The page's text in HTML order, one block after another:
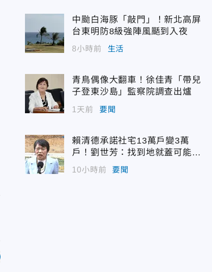
中颱白海豚「敲門」！新北高屏
台東明防8級強陣風颳到入夜
8小時前 生活
青鳥偶像大翻車！徐佳青「帶兒
子登東沙島」監察院調查出爐
1天前 要聞
賴清德承諾社宅13萬戶變3萬
戶！劉世芳：找到地就蓋可能變
空餘屋
10小時前 要聞